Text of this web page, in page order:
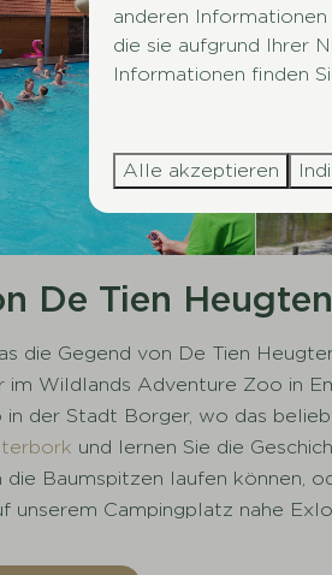
De Tien Heugten
die Gegend von De Tien
Wildlands Adventure Zoo in
der Stadt Borger, wo das
und lernen Sie die
die Baumspitzen laufen können,
unserem Campingplatz nahe
anderen
die sie aufgrund Ihrer
Informationen finden
Alle akzeptieren